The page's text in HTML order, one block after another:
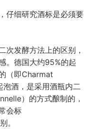
仔细研究酒标是必须要
次发酵方法上的区别，
。德国大约95%的起
（即Charmat
酒，是采用酒瓶内二
）的方式酿制的，
会标
。